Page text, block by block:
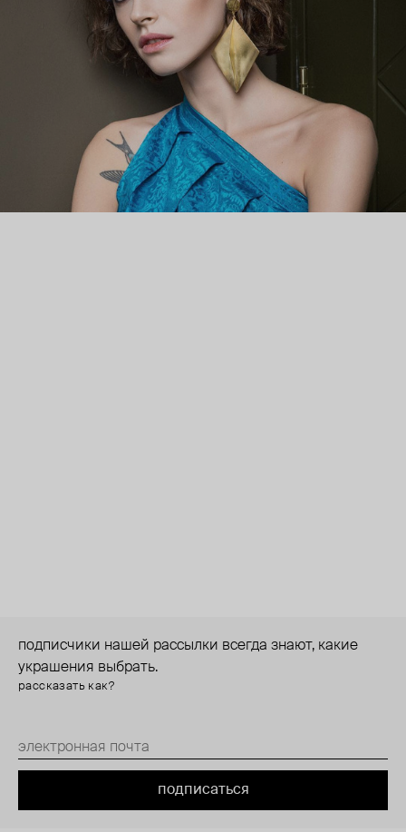
подписчики нашей рассылки всегда знают, какие
украшения выбрать.
рассказать как?
подписаться